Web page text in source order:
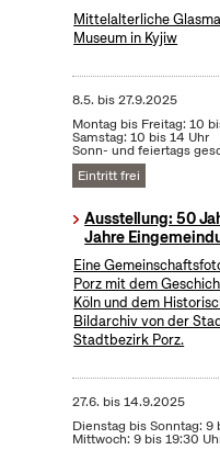
Mittelalterliche
Museum in Kyjiw
8.5. bis27.9.2025
Montag bis Freitag: 10
Samstag: 10 bis 14 Uhr
Sonn- und feiertags
Eintritt frei
Ausstellung: 50
Jahre
Eine
Porz mit dem
Köln und dem
Bildarchiv von der
Stadtbezirk Porz.
27.6. bis14.9.2025
Dienstag bis Sonntag: 9
Mittwoch: 9 bis 19:30